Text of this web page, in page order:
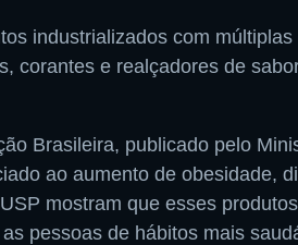
industrializados com
corantes e realçadores de
Brasileira, publicado pelo
ao aumento de obesidade,
mostram que esses
pessoas de hábitos mais